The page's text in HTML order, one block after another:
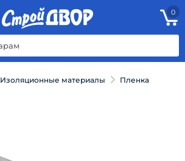
0
Изоляционные материалы Пленка